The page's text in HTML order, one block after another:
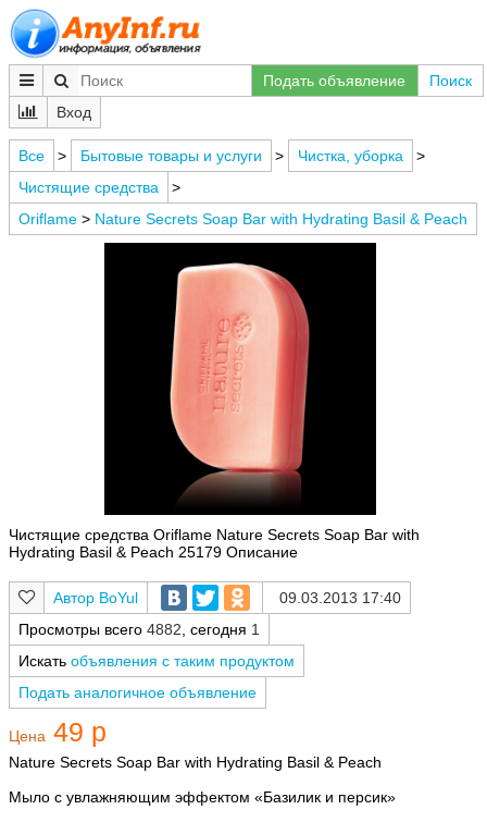
Подать объявление
Поиск
Вход
Все > Бытовые товары и услуги > Чистка, уборка
>
Чистящие средства
>
Oriflame > Nature Secrets Soap Bar with Hydrating Basil & Peach
Чистящие средства Oriflame Nature Secrets Soap Bar with
Hydrating Basil & Peach 25179 Описание
BoYul
09.03.2013 17:40
Просмотры всего 4882 , сегодня 1
Искать объявления с таким продуктом
Подать аналогичное объявление
Цена 49 р
Nature Secrets Soap Bar with Hydrating Basil & Peach
Мыло с увлажняющим эффектом «Базилик и персик»